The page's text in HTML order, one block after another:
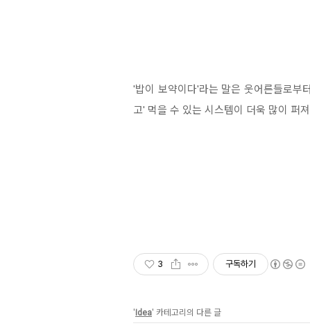
'밥이 보약이다'라는 말은 웃어른들로부
고' 먹을 수 있는 시스템이 더욱 많이 퍼
3 구독하기
' Idea' 카테고리의 다른 글